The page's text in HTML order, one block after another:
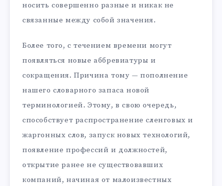
носить совершенно разные и никак не
связанные между собой значения.
Более того, с течением времени могут
появляться новые аббревиатуры и
сокращения. Причина тому — пополнение
нашего словарного запаса новой
терминологией. Этому, в свою очередь,
способствует распространение сленговых и
жаргонных слов, запуск новых технологий,
появление профессий и должностей,
открытие ранее не существовавших
компаний, начиная от малоизвестных